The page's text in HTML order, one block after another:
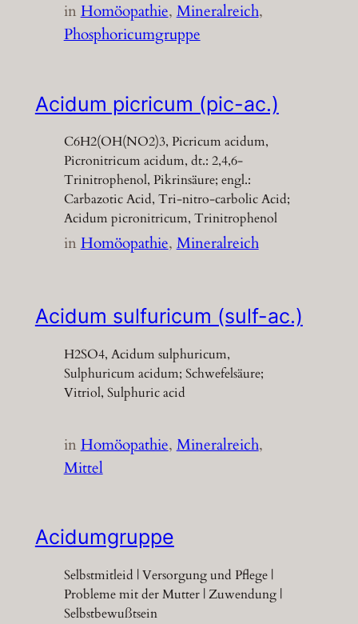
inHomöopathie, Mineralreich
Phosphoricumgruppe
Acidum picricum (pic-ac.)
C6H2(OH(NO2)3, Picricum acidum,
Picronitricum acidum, dt.: 2,4,6-
Trinitrophenol, Pikrinsäure; engl.:
Carbazotic Acid, Tri-nitro-carbolic Acid;
Acidum picronitricum, Trinitrophenol
inHomöopathie, Mineralreich
Acidum sulfuricum (sulf-ac.)
H2SO4, Acidum sulphuricum,
Sulphuricum acidum; Schwefelsäure;
Vitriol, Sulphuric acid
inHomöopathie, Mineralreich
Mittel
Acidumgruppe
Selbstmitleid | Versorgung und Pflege |
Probleme mit der Mutter | Zuwendung |
Selbstbewußtsein